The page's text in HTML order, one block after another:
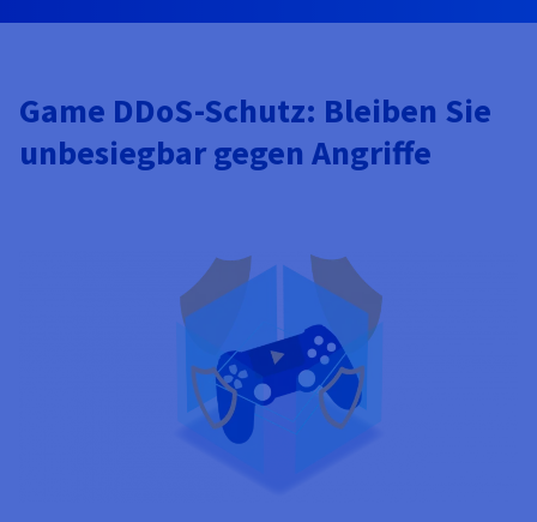
Game DDoS-Schutz: Bleiben Sie
unbesiegbar gegen Angriffe